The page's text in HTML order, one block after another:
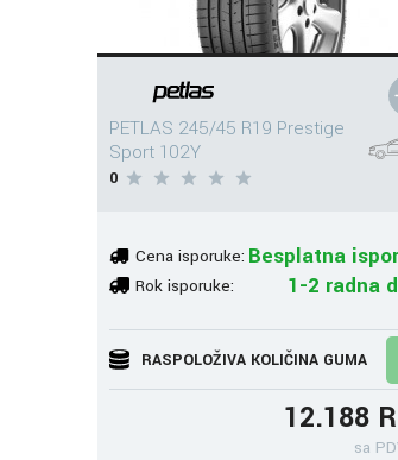
PETLAS 245/45 R19 Prestige
Sport 102Y
0
Cena isporuke: Besplatna
Rok isporuke: 1-2 radna
RASPOLOŽIVA KOLIČINA GUMA
12.188
sa